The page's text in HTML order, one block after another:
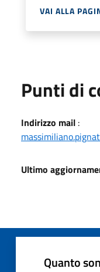
VAI ALLA
Punti di
Indirizzo mail :
Ultimo
Quanto